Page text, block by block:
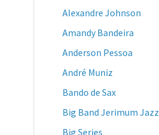
Alexandre Johnson
Amandy Bandeira
Anderson Pessoa
André Muniz
Bando de Sax
Big Band Jerimum Jazz
Big Series